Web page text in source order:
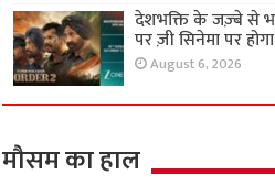
देशभक्ति के जज़्बे से भर
पर ज़ी सिनेमा पर
August 6, 2026
मौसम का हाल